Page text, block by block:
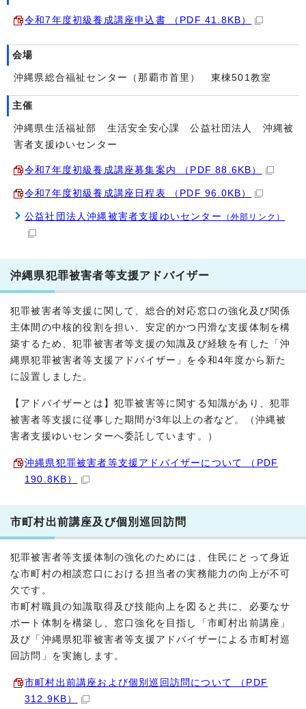
令和7年度初級養成講座申込書 （PDF 41.8KB）
会場
沖縄県総合福祉センター（那覇市首里） 東棟501教室
主催
沖縄県生活福祉部 生活安全安心課 公益社団法人 沖縄被
害者支援ゆいセンター
令和7年度初級養成講座募集案内 （PDF 88.6KB）
令和7年度初級養成講座日程表 （PDF 96.0KB）
公益社団法人沖縄被害者支援ゆいセンター （外部リンク）
沖縄県犯罪被害者等支援アドバイザー
犯罪被害者等支援に関して、総合的対応窓口の強化及び関係
主体間の中核的役割を担い、安定的かつ円滑な支援体制を構
築するため、犯罪被害者等支援の知識及び経験を有した「沖
縄県犯罪被害者等支援アドバイザー」を令和4年度から新た
に設置しました。
【アドバイザーとは】犯罪被害等に関する知識があり、犯罪
被害者等支援に従事した期間が3年以上の者など。（沖縄被
害者支援ゆいセンターへ委託しています。）
沖縄県犯罪被害者等支援アドバイザーについて （PDF
190.8KB）
市町村出前講座及び個別巡回訪問
犯罪被害者等支援体制の強化のためには、住民にとって身近
な市町村の相談窓口における担当者の実務能力の向上が不可
欠です。
市町村職員の知識取得及び技能向上を図ると共に、必要なサ
ポート体制を構築し、窓口強化を目指し「市町村出前講座」
及び「沖縄県犯罪被害者等支援アドバイザーによる市町村巡
回訪問」を実施します。
市町村出前講座および個別巡回訪問について （PDF
312.9KB）